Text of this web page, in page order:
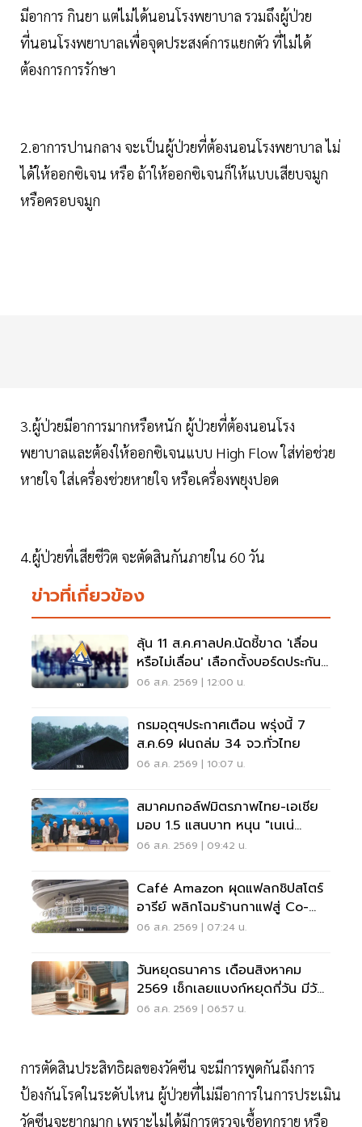
มีอาการ กินยา แต่ไม่ได้นอนโรงพยาบาล รวมถึงผู้ป่วย
ที่นอนโรงพยาบาลเพื่อจุดประสงค์การแยกตัว ที่ไม่ได้
ต้องการการรักษา
2.อาการปานกลาง จะเป็นผู้ป่วยที่ต้องนอนโรงพยาบาล ไม่
ได้ให้ออกซิเจน หรือ ถ้าให้ออกซิเจนก็ให้แบบเสียบจมูก
หรือครอบจมูก
3.ผู้ป่วยมีอาการมากหรือหนัก ผู้ป่วยที่ต้องนอนโรง
พยาบาลและต้องให้ออกซิเจนแบบ High Flow ใส่ท่อช่วย
หายใจ ใส่เครื่องช่วยหายใจ หรือเครื่องพยุงปอด
4.ผู้ป่วยที่เสียชีวิต จะตัดสินกันภายใน 60 วัน
ข่าวที่เกี่ยวข้อง
ลุ้น 11 ส.ค.ศาลปค.นัดชี้ขาด 'เลื่อน
หรือไม่เลื่อน' เลือกตั้งบอร์ดประกัน
สังคม
06 ส.ค. 2569 | 12:00 น.
กรมอุตุฯประกาศเตือน พรุ่งนี้ 7
ส.ค.69 ฝนถล่ม 34 จว.ทั่วไทย
06 ส.ค. 2569 | 10:07 น.
สมาคมกอล์ฟมิตรภาพไทย-เอเชีย
มอบ 1.5 แสนบาท หนุน "เนเน่
รอยัล" ลุยเวทีที่สหรัฐ
06 ส.ค. 2569 | 09:42 น.
Café Amazon ผุดแฟลกชิปสโตร์
อารีย์ พลิกโฉมร้านกาแฟสู่ Co-
Working Space ครบวงจร
06 ส.ค. 2569 | 07:24 น.
วันหยุดธนาคาร เดือนสิงหาคม
2569 เช็กเลยแบงก์หยุดกี่วัน มีวัน
หยุดยาวไหม
06 ส.ค. 2569 | 06:57 น.
การตัดสินประสิทธิผลของวัคซีน จะมีการพูดกันถึงการ
ป้องกันโรคในระดับไหน ผู้ป่วยที่ไม่มีอาการในการประเมิน
วัคซีนจะยากมาก เพราะไม่ได้มีการตรวจเชื้อทุกราย หรือ